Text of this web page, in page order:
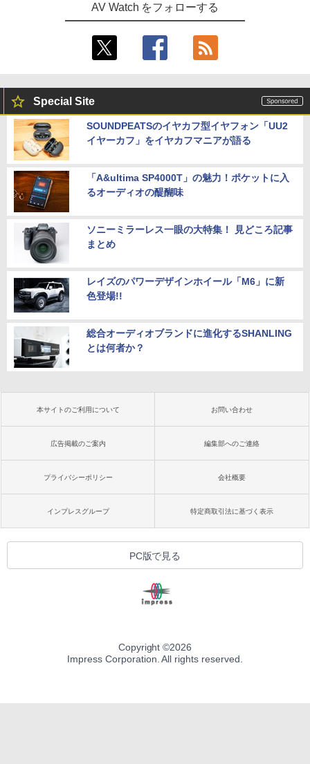
AV Watch をフォローする
Special Site
SOUNDPEATSのイヤカフ型イヤフォン「UU2
イヤーカフ」をイヤカフマニアが語る
「A&ultima SP4000T」の魅力！ポケットに入
るオーディオの醍醐味
ソニーミラーレス一眼の大特集！ 見どころ記事
まとめ
レイズのパワーデザインホイール「M6」に新
色登場!!
総合オーディオブランドに進化するSHANLING
とは何者か？
本サイトのご利用について お問い合わせ
広告掲載のご案内 編集部へのご連絡
プライバシーポリシー 会社概要
インプレスグループ 特定商取引法に基づく表示
PC版で見る
Copyright ©2026
Impress Corporation. All rights reserved.